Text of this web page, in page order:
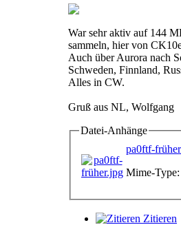
War sehr aktiv auf 144
sammeln, hier von
Auch über Aurora nach
Schweden, Finnland,
Alles in CW.
Gruß aus NL, Wolfgang
Datei-Anhänge
pa0ftf-
Mime-
Zitieren